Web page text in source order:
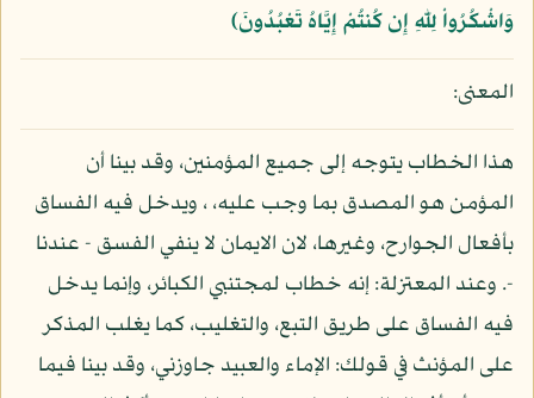
وَاشْكُرُواْ لِلّهِ إِن كُنتُمْ إِيَّاهُ تَعْبُدُونَ﴾
المعنى:
هذا الخطاب يتوجه إلى جميع المؤمنين، وقد بينا أن
المؤمن هو المصدق بما وجب عليه، ، ويدخل فيه الفساق
بأفعال الجوارح، وغيرها، لان الايمان لا ينفي الفسق - عندنا
-. وعند المعتزلة: إنه خطاب لمجتنبي الكبائر، وإنما يدخل
فيه الفساق على طريق التبع، والتغليب، كما يغلب المذكر
على المؤنث في قولك: الإماء والعبيد جاوزني، وقد بينا فيما